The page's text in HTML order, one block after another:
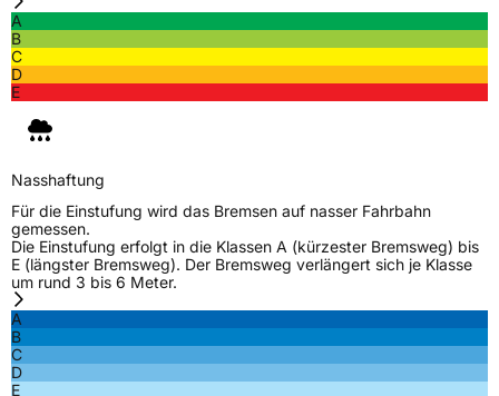
A
B
C
D
E
Nasshaftung
Für die Einstufung wird das Bremsen auf nasser Fahrbahn
gemessen.
Die Einstufung erfolgt in die Klassen A (kürzester Bremsweg) bis
E (längster Bremsweg). Der Bremsweg verlängert sich je Klasse
um rund 3 bis 6 Meter.
A
B
C
D
E